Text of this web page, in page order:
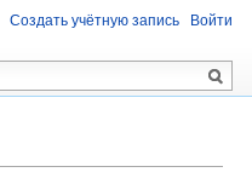
Создать учётную запись Войти